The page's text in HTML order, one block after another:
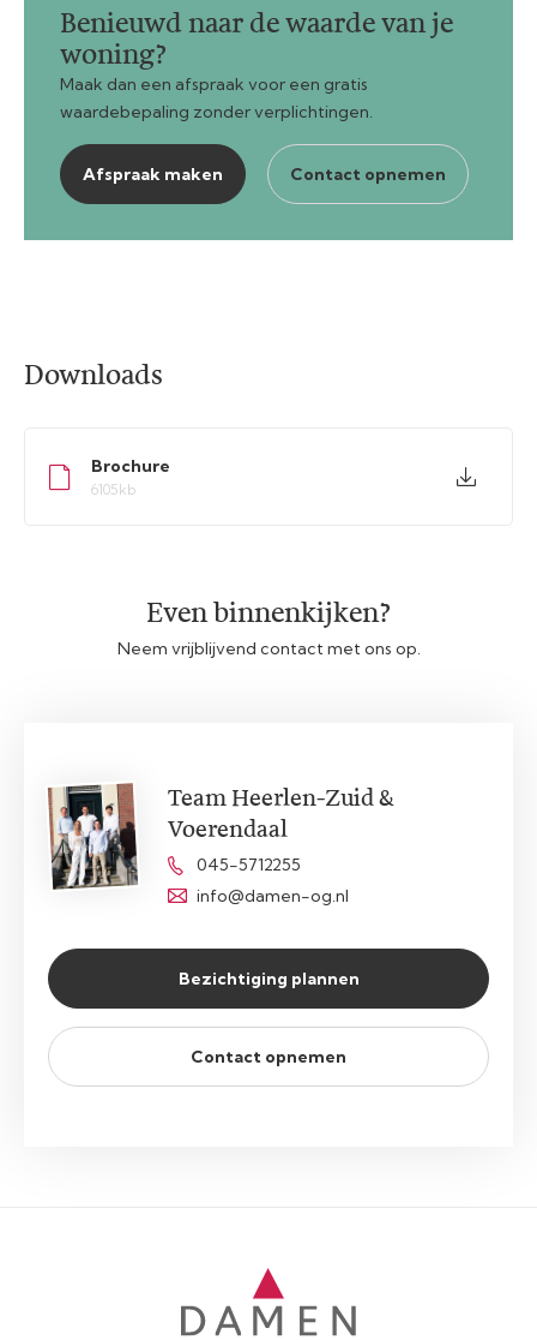
Benieuwd naar de waarde van je
woning?
Maak dan een afspraak voor een gratis
waardebepaling zonder verplichtingen.
Afspraak maken Contact opnemen
Downloads
Brochure
6105kb
Even binnenkijken?
Neem vrijblijvend contact met ons op.
Team Heerlen-Zuid &
Voerendaal
045-5712255
info@damen-og.nl
Bezichtiging plannen
Contact opnemen